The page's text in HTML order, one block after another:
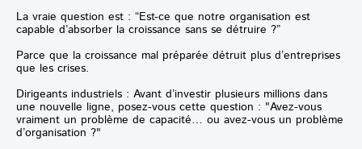
La vraie question est : “Est-ce que notre organisation est
capable d’absorber la croissance sans se détruire ?”
Parce que la croissance mal préparée détruit plus d’entreprises
que les crises.
Dirigeants industriels : Avant d’investir plusieurs millions dans
une nouvelle ligne, posez-vous cette question : "Avez-vous
vraiment un problème de capacité… ou avez-vous un problème
d’organisation ?"